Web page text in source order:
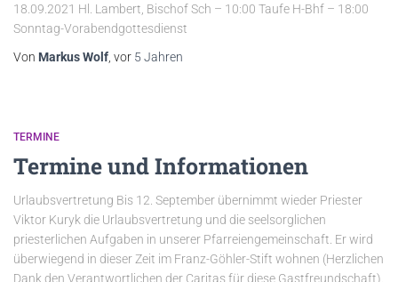
18.09.2021 Hl. Lambert, Bischof Sch – 10:00 Taufe H-Bhf – 18:00
Sonntag-Vorabendgottesdienst
Von Markus Wolf , vor 5 Jahren
TERMINE
Termine und Informationen
Urlaubsvertretung Bis 12. September übernimmt wieder Priester
Viktor Kuryk die Urlaubsvertretung und die seelsorglichen
priesterlichen Aufgaben in unserer Pfarreiengemeinschaft. Er wird
überwiegend in dieser Zeit im Franz-Göhler-Stift wohnen (Herzlichen
Dank den Verantwortlichen der Caritas für diese Gastfreundschaft).